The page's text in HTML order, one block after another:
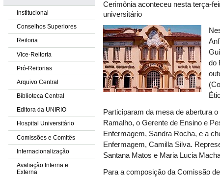
Institucional
Conselhos Superiores
Reitoria
Vice-Reitoria
Pró-Reitorias
Arquivo Central
Biblioteca Central
Editora da UNIRIO
Hospital Universitário
Comissões e Comitês
Internacionalização
Avaliação Interna e
Externa
Cerimônia aconteceu nesta terça-
universitário
do
Participaram da mesa de abertura
Ramalho, o Gerente de Ensino e
Enfermagem, Sandra Rocha, e a
Enfermagem, Camilla Silva.
Santana Matos e Maria Lucia
Para a composição da Comissão